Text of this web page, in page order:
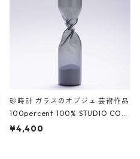
砂時計 ガラスのオブジェ 芸術作品
100percent 100% STUDIO COH
AKU Timeless 100パーセント ス
¥4,400